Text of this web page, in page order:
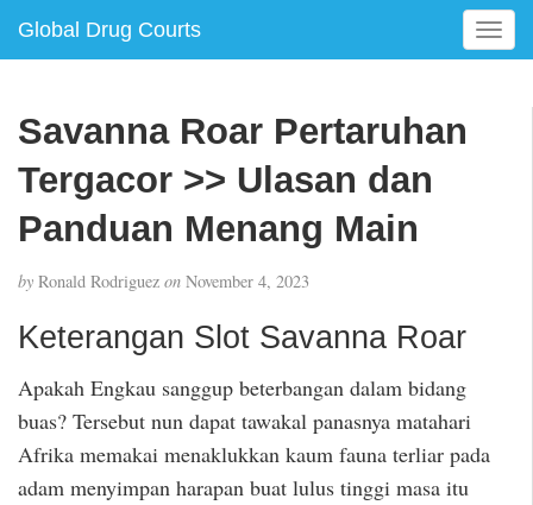
Global Drug Courts
T
o
Savanna Roar Pertaruhan
Tergacor >> Ulasan dan
Panduan Menang Main
by Ronald Rodriguez on November 4, 2023
Keterangan Slot Savanna Roar
Apakah Engkau sanggup beterbangan dalam bidang
buas? Tersebut nun dapat tawakal panasnya matahari
Afrika memakai menaklukkan kaum fauna terliar pada
adam menyimpan harapan buat lulus tinggi masa itu